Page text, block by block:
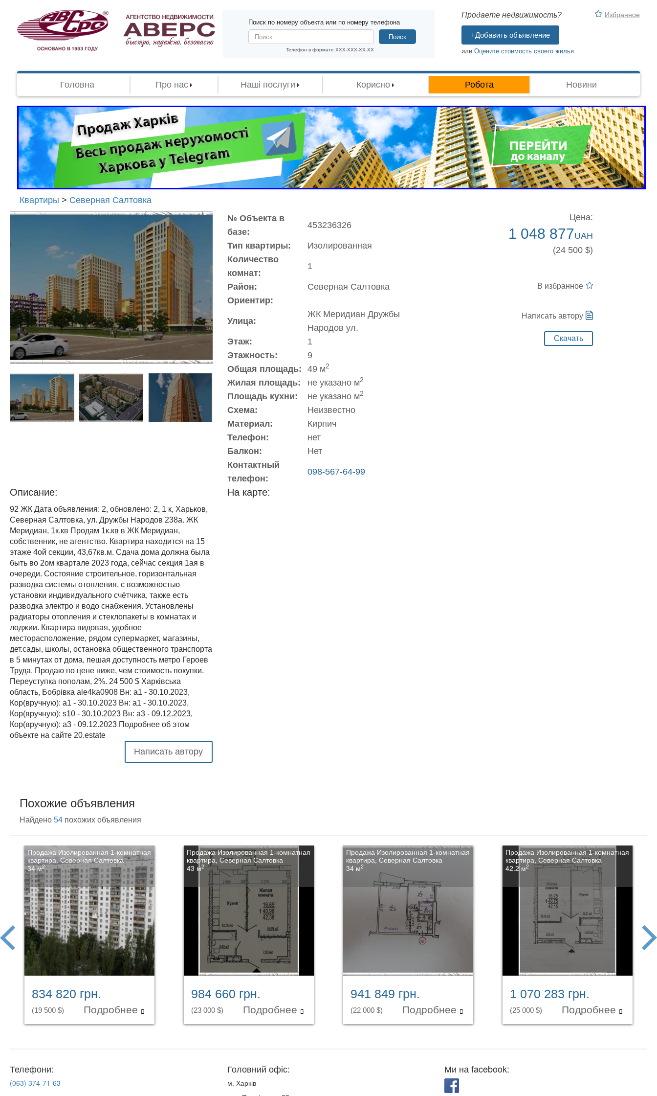
Поиск по номеру объекта или по номеру телефона
Телефон в формате XXX-XXX-XX-XX
Поиск
Продаете недвижимость?
+Добавить объявление
или Оцените стоимость своего жилья
Избранное
Головна Про нас Наші послуги Корисно Робота Новини
Квартиры > Северная Салтовка
Агенство
"Аверс"
№ Объекта в
базе:
453236326
Тип квартиры:
Изолированная
Количество
комнат:
1
Район:
Северная Салтовка
Ориентир:
Улица:
ЖК Меридиан Дружбы
Народов ул.
Этаж:
1
Этажность:
9
Общая площадь:
49 м2
Жилая площадь: не указано м2
Площадь кухни: не указано м2
Схема:
Неизвестно
Материал:
Кирпич
Телефон:
нет
Балкон:
Нет
Контактный
телефон:
098-567-64-99
Цена:
1 048 877UAH
(24 500 $)
В избранное
Написать автору
Скачать
Описание:
92 ЖК Дата объявления: 2, обновлено: 2, 1 к, Харьков,
Северная Салтовка, ул. Дружбы Народов 238а. ЖК
Меридиан, 1к.кв Продам 1к.кв в ЖК Меридиан,
собственник, не агентство. Квартира находится на 15
этаже 4ой секции, 43,67кв.м. Сдача дома должна была
быть во 2ом квартале 2023 года, сейчас секция 1ая в
очереди. Состояние строительное, горизонтальная
разводка системы отопления, с возможностью
установки индивидуального счётчика, также есть
разводка электро и водо снабжения. Установлены
радиаторы отопления и стеклопакеты в комнатах и
лоджии. Квартира видовая, удобное
месторасположение, рядом супермаркет, магазины,
дет.сады, школы, остановка общественного транспорта
в 5 минутах от дома, пешая доступность метро Героев
Труда. Продаю по цене ниже, чем стоимость покупки.
Переуступка пополам, 2%. 24 500 $ Харківська
область, Бобрівка ale4ka0908 Вн: a1 - 30.10.2023,
Кор(вручную): a1 - 30.10.2023 Вн: a1 - 30.10.2023,
Кор(вручную): s10 - 30.10.2023 Вн: a3 - 09.12.2023,
Кор(вручную): a3 - 09.12.2023 Подробнее об этом
объекте на сайте 20.estate
Написать автору
На карте:
Похожие объявления
Найдено 54 похожих объявления
Продажа Изолированная 1-комнатная
квартира, Северная Салтовка
34 м2
834 820 грн.
(19 500 $) Подробнее
Продажа Изолированная 1-комнатная
квартира, Северная Салтовка
43 м2
984 660 грн.
(23 000 $) Подробнее
Продажа Изолированная 1-комнатная
квартира, Северная Салтовка
34 м2
941 849 грн.
(22 000 $) Подробнее
Продажа Изолированная 1-комнатная
квартира, Северная Салтовка
42.2 м2
1 070 283 грн.
(25 000 $) Подробнее
prev
next
Телефони:
(063) 374-71-63
Головний офіс:
м. Харків
Ми на facebook: